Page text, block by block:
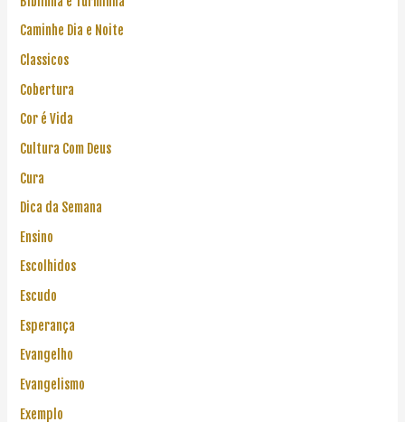
Caminhe Dia e Noite
Classicos
Cobertura
Cor é Vida
Cultura Com Deus
Cura
Dica da Semana
Ensino
Escolhidos
Escudo
Esperança
Evangelho
Evangelismo
Exemplo